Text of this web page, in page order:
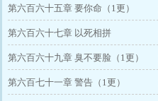
第六百六十五章 要你命（1更）
第六百六十七章 以死相拼
第六百六十九章 臭不要脸（1更）
第六百七十一章 警告（1更）